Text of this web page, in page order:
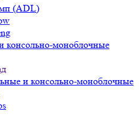
(ADL)
консольно-моноблочные
и консольно-моноблочные